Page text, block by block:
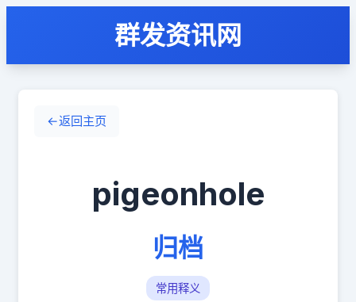
群发资讯网
←返回主页
pigeonhole
归档
常用释义